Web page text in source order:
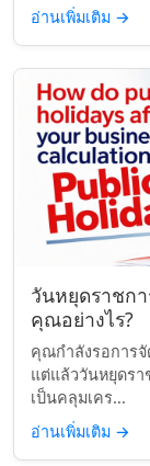
อ่านเพิ่มเติม →
วันหยุดราชก
คุณอย่างไร?
คุณกำลังรอการจั
แต่แล้ววันหยุดรา
เป็นคลุมเคร...
อ่านเพิ่มเติม →